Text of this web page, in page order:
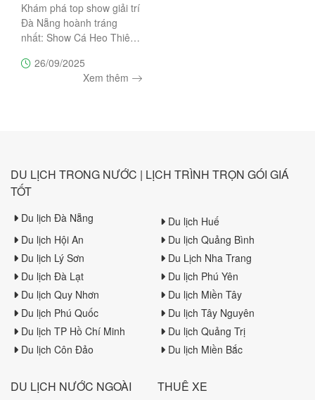
Khám phá top show giải trí
Đà Nẵng hoành tráng
nhất: Show Cá Heo Thiên
An, Charming Đà Nẵng, À
Ố Show. Đặt vé ưu đãi
26/09/2025
Xem thêm
DU LỊCH TRONG NƯỚC | LỊCH TRÌNH TRỌN GÓI GIÁ
TỐT
Du lịch Đà Nẵng
Du lịch Huế
Du lịch Hội An
Du lịch Quảng Bình
Du lịch Lý Sơn
Du Lịch Nha Trang
Du lịch Đà Lạt
Du lịch Phú Yên
Du lịch Quy Nhơn
Du lịch Miền Tây
Du lịch Phú Quốc
Du lịch Tây Nguyên
Du lịch TP Hồ Chí Minh
Du lịch Quảng Trị
Du lịch Côn Đảo
Du lịch Miền Bắc
DU LỊCH NƯỚC NGOÀI THUÊ XE